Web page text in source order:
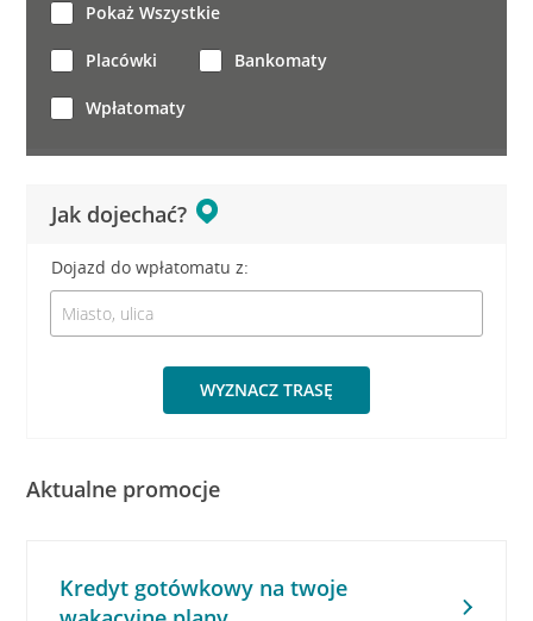
Jak dojechać?
Dojazd do wpłatomatu z:
WYZNACZ TRASĘ
Pokaż Wszystkie
Placówki Bankomaty
Wpłatomaty
Aktualne promocje
Kredyt gotówkowy na twoje